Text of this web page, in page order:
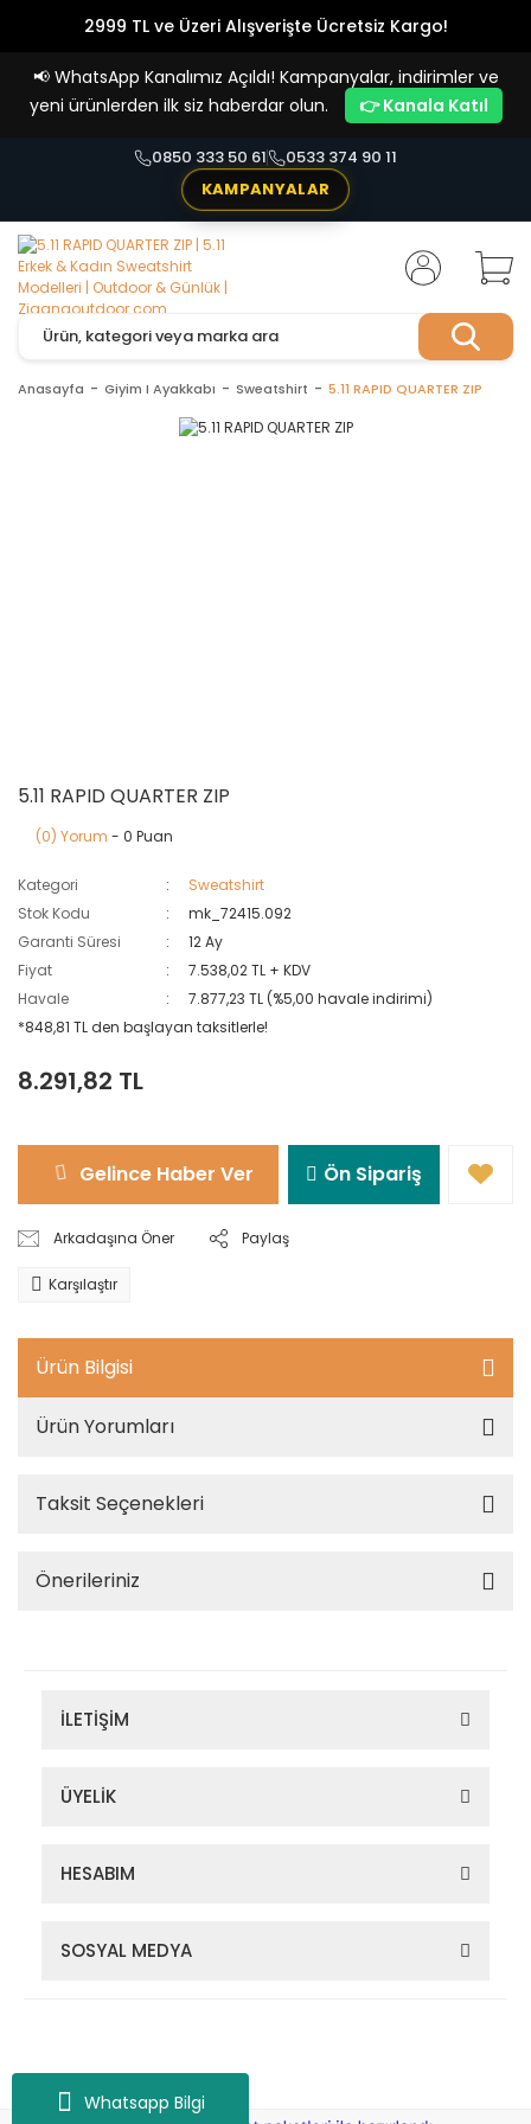
Whatsapp Bilgi
2999 TL ve Üzeri Alışverişte Ücretsiz Kargo!
Vade Farksız 4 Taksit İmkanı!
📢 WhatsApp Kanalımız Açıldı! Kampanyalar, indirimler ve
yeni ürünlerden ilk siz haberdar olun.
👉 Kanala Katıl
0850 333 50 61
0533 374 90 11
KAMPANYALAR
Anasayfa Giyim I Ayakkabı Sweatshirt 5.11 RAPID QUARTER ZIP
5.11 RAPID QUARTER ZIP
(0) Yorum - 0 Puan
Kategori
Sweatshirt
Stok Kodu
mk_72415.092
Garanti Süresi
12 Ay
Fiyat
7.538,02 TL + KDV
Havale
7.877,23 TL (%5,00 havale indirimi)
*848,81 TL den başlayan taksitlerle!
8.291,82 TL
Gelince Haber Ver Ön Sipariş
Arkadaşına Öner Paylaş
Karşılaştır
Ürün Bilgisi
Ürün Yorumları
Taksit Seçenekleri
Önerileriniz
İLETİŞİM
ÜYELİK
HESABIM
SOSYAL MEDYA